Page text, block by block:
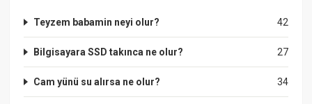
42
Teyzem babamin neyi olur?
27
Bilgisayara SSD takınca ne olur?
34
Cam yünü su alırsa ne olur?